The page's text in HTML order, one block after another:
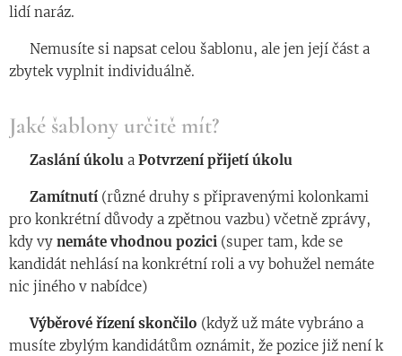
lidí naráz.
◾️ Nemusíte si napsat celou šablonu, ale jen její část a
zbytek vyplnit individuálně.
Jaké šablony určitě mít?
Zaslání úkolu a Potvrzení přijetí úkolu
Zamítnutí (různé druhy s připravenými kolonkami
pro konkrétní důvody a zpětnou vazbu) včetně zprávy,
kdy vy nemáte vhodnou pozici (super tam, kde se
kandidát nehlásí na konkrétní roli a vy bohužel nemáte
nic jiného v nabídce)
◾️Výběrové řízení skončilo (když už máte vybráno a
musíte zbylým kandidátům oznámit, že pozice již není k